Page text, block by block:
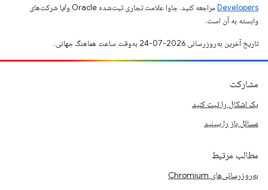
Developers‏
مراجعه کنید. جاوا علامت تجاری ثبت‌شده Oracle و/یا شرکت‌های
وابسته به آن است.
تاریخ آخرین به‌روزرسانی 2026-07-24 به‌وقت ساعت هماهنگ جهانی.
مشارکت
یک اشکال را ثبت کنید
مسائل باز را ببینید
مطالب مرتبط
به‌روزرسانی‌های Chromium